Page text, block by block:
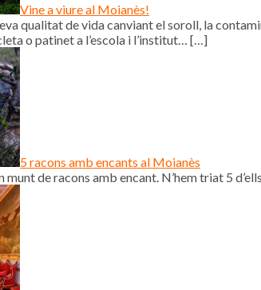
Vine a viure al Moianès!
qualitat de vida canviant el soroll, la
o patinet a l’escola i l’institut…
[…]
5 racons amb encants al Moianès
munt de racons amb encant. N’hem triat 5